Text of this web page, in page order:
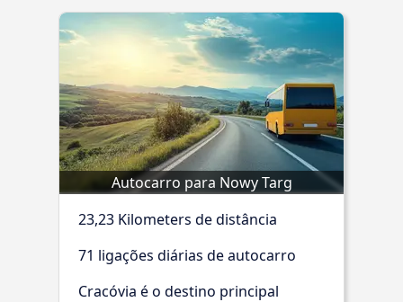
Autocarro para Nowy Targ
23,23 Kilometers de distância
71 ligações diárias de autocarro
Cracóvia é o destino principal